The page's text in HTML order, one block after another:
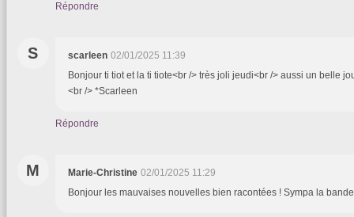
Répondre
S scarleen 02/01/2025 11:39
Bonjour ti tiot et la ti tiote<br /> très joli jeudi<br /> aussi un belle
<br /> *Scarleen
Répondre
M Marie-Christine 02/01/2025 11:29
Bonjour les mauvaises nouvelles bien racontées ! Sympa la